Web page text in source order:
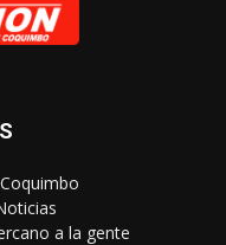
a la gente